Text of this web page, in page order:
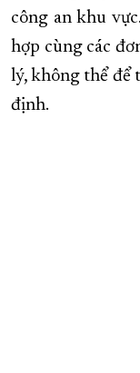
công an khu
hợp cùng các
lý, không thể để
định.